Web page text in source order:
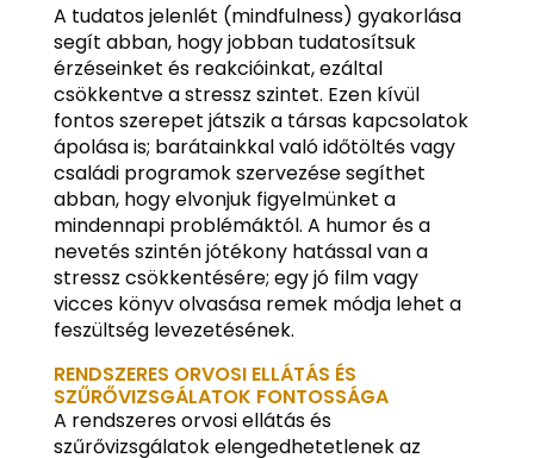
A tudatos jelenlét (mindfulness) gyakorlása
segít abban, hogy jobban tudatosítsuk
érzéseinket és reakcióinkat, ezáltal
csökkentve a stressz szintet. Ezen kívül
fontos szerepet játszik a társas kapcsolatok
ápolása is; barátainkkal való időtöltés vagy
családi programok szervezése segíthet
abban, hogy elvonjuk figyelmünket a
mindennapi problémáktól. A humor és a
nevetés szintén jótékony hatással van a
stressz csökkentésére; egy jó film vagy
vicces könyv olvasása remek módja lehet a
feszültség levezetésének.
RENDSZERES ORVOSI ELLÁTÁS ÉS
SZŰRŐVIZSGÁLATOK FONTOSSÁGA
A rendszeres orvosi ellátás és
szűrővizsgálatok elengedhetetlenek az